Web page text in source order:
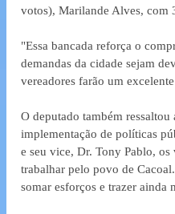
votos), Marilande Alves, com
"Essa bancada reforça o
demandas da cidade sejam
vereadores farão um
O deputado também
implementação de políticas
e seu vice, Dr. Tony Pablo, os
trabalhar pelo povo de
somar esforços e trazer ainda